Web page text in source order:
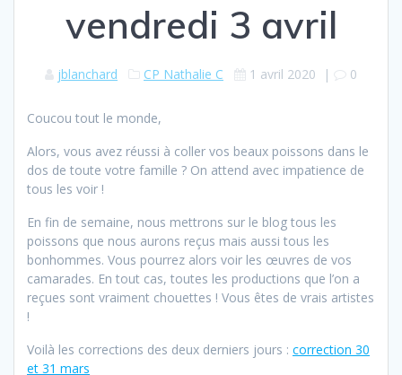
vendredi 3 avril
jblanchard CP Nathalie C 1 avril 2020 | 0
Coucou tout le monde,
Alors, vous avez réussi à coller vos beaux poissons dans le
dos de toute votre famille ? On attend avec impatience de
tous les voir !
En fin de semaine, nous mettrons sur le blog tous les
poissons que nous aurons reçus mais aussi tous les
bonhommes. Vous pourrez alors voir les œuvres de vos
camarades. En tout cas, toutes les productions que l’on a
reçues sont vraiment chouettes ! Vous êtes de vrais artistes
!
Voilà les corrections des deux derniers jours : correction 30
et 31 mars